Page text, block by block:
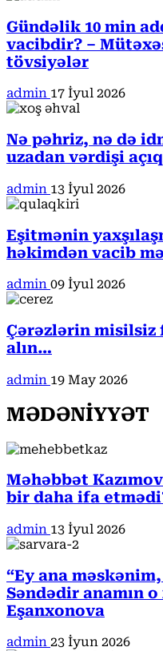
Gündəlik 10 min
vacibdir? –
tövsiyələr
admin 17 İyul 2026
Nə pəhriz, nə də
uzadan vərdişi
admin 13 İyul 2026
Eşitmənin
həkimdən vacib
admin 09 İyul 2026
Çərəzlərin misilsiz
alın…
admin 19 May 2026
MƏDƏNİYYƏT
Məhəbbət
bir daha ifa
admin 13 İyul 2026
“Ey ana
Səndədir anamın
Eşanxonova
admin 23 İyun 2026